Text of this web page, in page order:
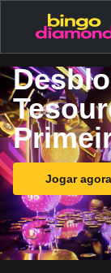
Jogar agora